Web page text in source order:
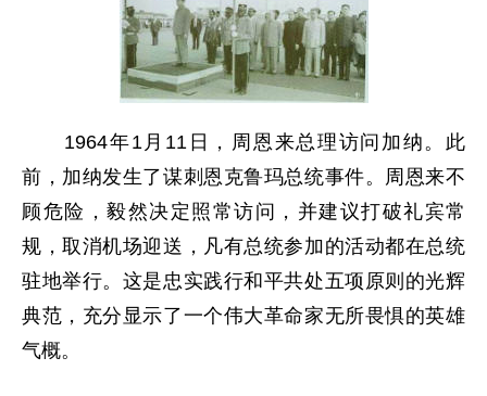
1964年1月11日，周恩来总理访问加纳。此
前，加纳发生了谋刺恩克鲁玛总统事件。周恩来不
顾危险，毅然决定照常访问，并建议打破礼宾常
规，取消机场迎送，凡有总统参加的活动都在总统
驻地举行。这是忠实践行和平共处五项原则的光辉
典范，充分显示了一个伟大革命家无所畏惧的英雄
气概。